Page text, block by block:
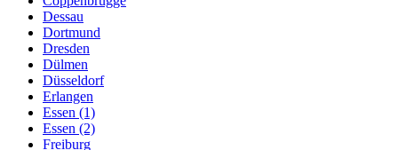
Dessau
Dortmund
Dresden
Dülmen
Düsseldorf
Erlangen
Essen (1)
Essen (2)
Freiburg